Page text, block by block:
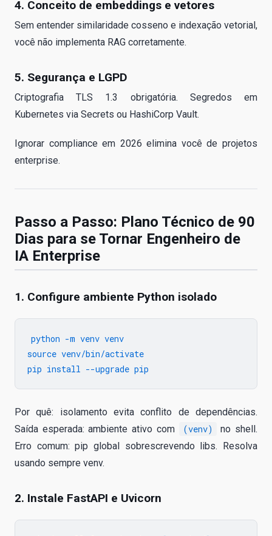
4. Conceito de embeddings e vetores
Sem entender similaridade cosseno e indexação vetorial,
você não implementa RAG corretamente.
5. Segurança e LGPD
Criptografia TLS 1.3 obrigatória. Segredos em
Kubernetes via Secrets ou HashiCorp Vault.
Ignorar compliance em 2026 elimina você de projetos
enterprise.
Passo a Passo: Plano Técnico de 90
Dias para se Tornar Engenheiro de
IA Enterprise
1. Configure ambiente Python isolado
python -m venv venv
source venv/bin/activate
Por quê: isolamento evita conflito de dependências.
Saída esperada: ambiente ativo com
(venv)
no shell.
Erro comum: pip global sobrescrevendo libs. Resolva
usando sempre venv.
2. Instale FastAPI e Uvicorn